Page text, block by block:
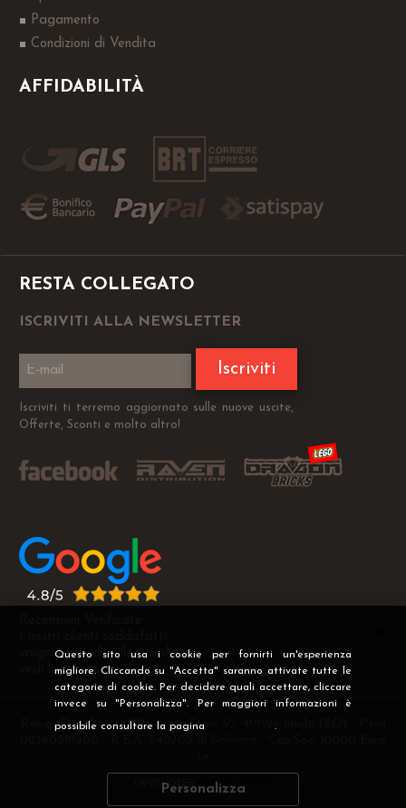
Questo sito usa i cookie per fornirti un'esperienza
migliore. Cliccando su "Accetta" saranno attivate tutte le
categorie di cookie. Per decidere quali accettare, cliccare
invece su "Personalizza". Per maggiori informazioni è
possibile consultare la pagina .
Personalizza
Pagamento
Condizioni di Vendita
AFFIDABILITÀ
RESTA COLLEGATO
ISCRIVITI ALLA NEWSLETTER
Iscriviti
Iscriviti ti terremo aggiornato sulle nuove uscite,
Offerte, Sconti e molto altro!
valgono più di mille parole
vedi le recensioni >
Raven Distribution SRL - Via Fanin 30, 40026 Imola (BO) - P.Iva
DEVELOPER CREATIVE WEB